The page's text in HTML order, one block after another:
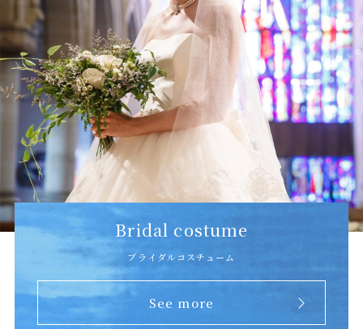
Bridal costume
ブライダルコスチューム
See more